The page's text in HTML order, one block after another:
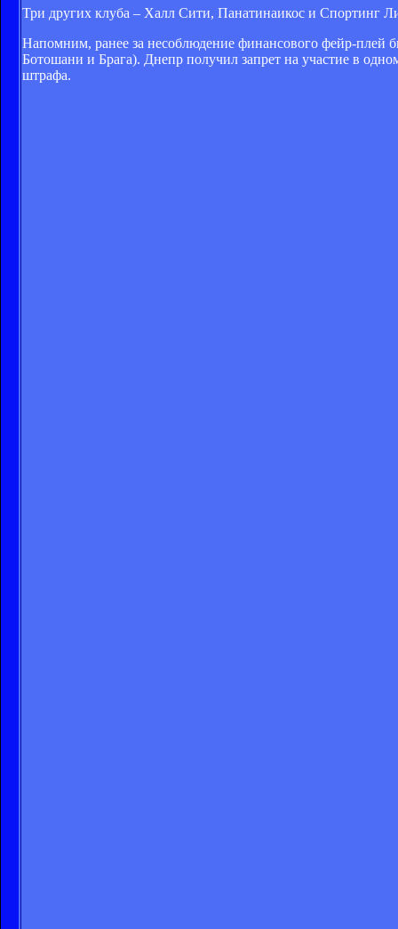
Три других клуба – Халл Сити, Панатинаикос и Спортинг
Напомним, ранее за несоблюдение финансового фейр-
Ботошани и Брага). Днепр получил запрет на участие в
штрафа.